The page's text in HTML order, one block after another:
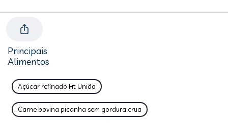
Principais
Alimentos
Açúcar refinado Fit União
Carne bovina picanha sem gordura crua